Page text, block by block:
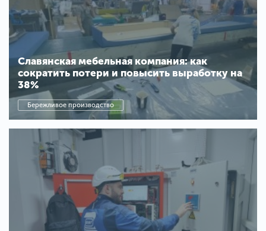
Славянская мебельная компания: как
сократить потери и повысить выработку на
38%
Бережливое производство